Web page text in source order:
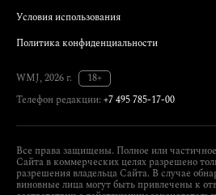
Условия использования
Политика конфиденциальности
WMJ, 2026 г.
18+
Телефон редакции: +7 495 785-17-00
Все права защищены. Полное или
Сайта в коммерческих целях разрешено
разрешения владельца Сайта. В случае
виновные лица могут быть привлечены к